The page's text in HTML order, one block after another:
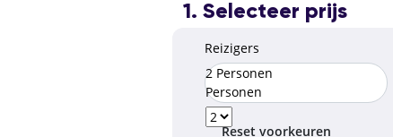
1. Selecteer prijs
Reizigers
2 Personen
Personen
Reset voorkeuren